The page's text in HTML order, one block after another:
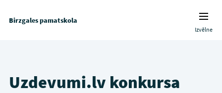
Birzgales pamatskola
Izvēlne
Uzdevumi.lv konkursa